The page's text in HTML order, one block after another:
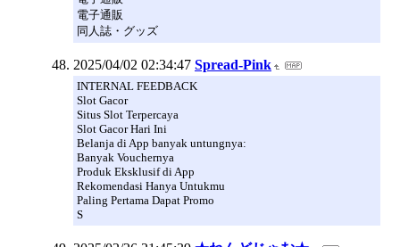
電子通販
同人誌・グッズ
2025/04/02 02:34:47 Spread-Pink
INTERNAL FEEDBACK
Slot Gacor
Situs Slot Terpercaya
Slot Gacor Hari Ini
Belanja di App banyak untungnya:
Banyak Vouchernya
Produk Eksklusif di App
Rekomendasi Hanya Untukmu
Paling Pertama Dapat Promo
S